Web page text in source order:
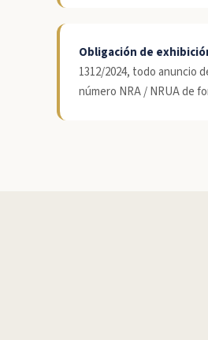
Obligación de
1312/2024, todo anuncio
número NRA / NRUA de